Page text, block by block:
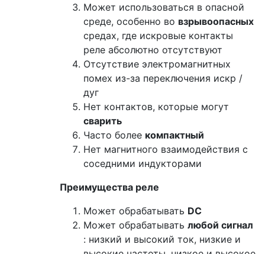
Может использоваться в опасной
среде, особенно во взрывоопасных
средах, где искровые контакты
реле абсолютно отсутствуют
Отсутствие электромагнитных
помех из-за переключения искр /
дуг
Нет контактов, которые могут
сварить
Часто более компактный
Нет магнитного взаимодействия с
соседними индукторами
Преимущества реле
Может обрабатывать DC
Может обрабатывать любой сигнал
: низкий и высокий ток, низкие и